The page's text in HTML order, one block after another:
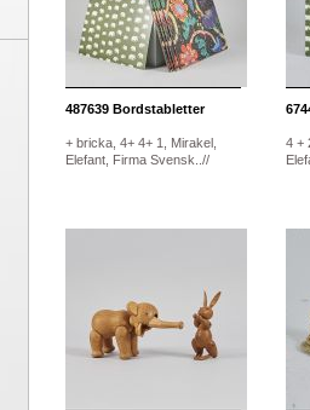
487639 Bordstabletter
+ bricka, 4+ 4+ 1, Mirakel,
Elefant, Firma Svensk..//
4 +